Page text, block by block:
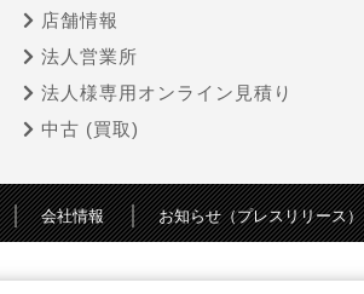
店舗情報
法人営業所
法人様専用オンライン見積り
中古 (買取)
会社情報 お知らせ（プレスリリース）